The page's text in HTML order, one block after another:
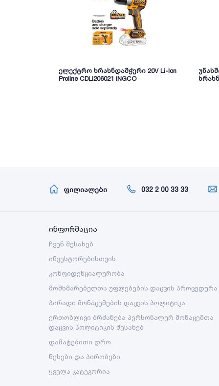
ელექტრო ხრახნდამჭერი 20V Li-Ion
Proline CDLI206021 INGCO
ფილიალები 032 2 00 33 33
ინფორმაცია
ჩვენ შესახებ
ინვესტორებისთვის
კონფიდენციალურობა
მომხმარებელთა უფლებების დაცვის პროცედურა
პირადი მონაცემების დაცვის პოლიტიკა
ერთობლივი ბრძანება პერსონალურ მონაცემთა
დაცვის პოლიტიკის შესახებ
დამატებითი დრო
წესები და პირობები
ყველა კატეგორია